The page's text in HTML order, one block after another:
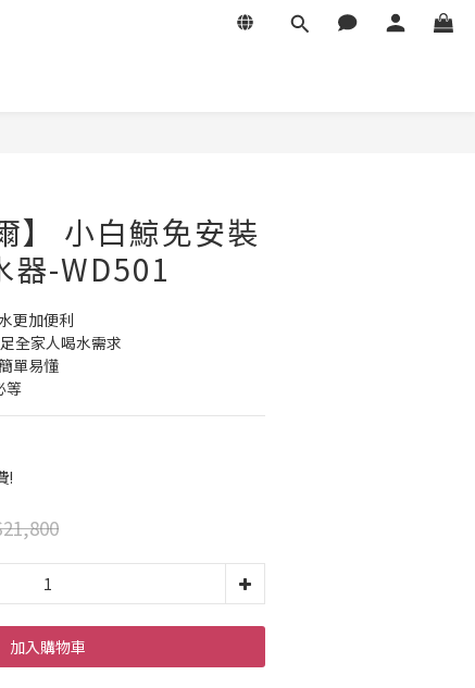
】 小白鯨免安裝
器-WD501
更加便利
全家人喝水需求
單易懂
等
!
加入購物車